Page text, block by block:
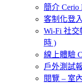
簡介
客制化登
Wi-Fi 社交
時 )
線上體驗
戶外測試
閱覽 – 室